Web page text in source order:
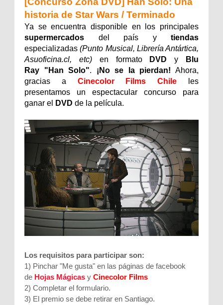
historia de Star Wars / Terminado
Ya se encuentra disponible en los principales
supermercados del país y tiendas
especializadas(Punto Musical, Librería Antártica,
Asuoficina.cl, etc)en formato DVDy Blu
Ray
"Han Solo". ¡No se la pierdan! Ahora,
gracias a Cinecolor Films Chile les
presentamos un espectacular concurso para
ganar el
DVD de la película.
Los requisitos para participar son:
1) Pinchar "Me gusta" en las páginas de facebook
de Hojas Mágicas y Cinecolor Films
2) Completar el formulario.
3) El premio se debe retirar en Santiago.